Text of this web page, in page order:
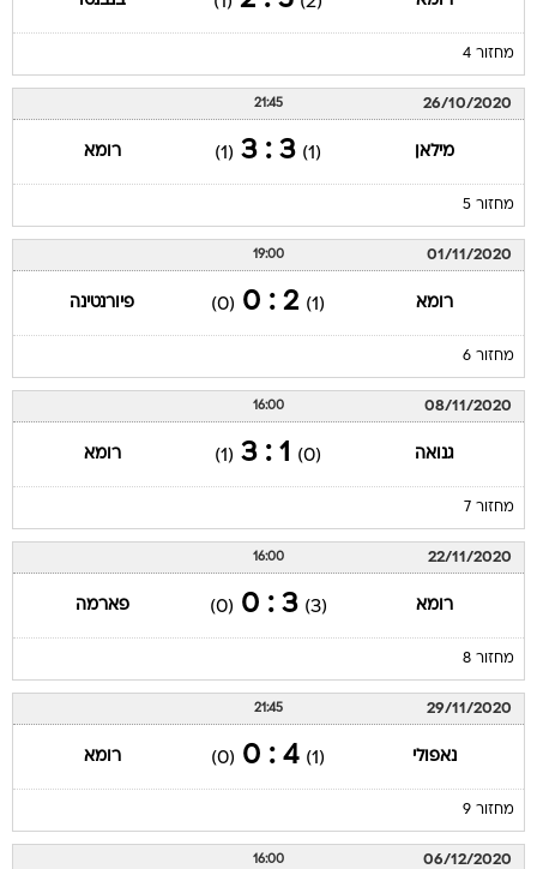
מחזור 4
26/10/2020
21:45
מילאן (1)
3 : 3
(1) רומא
מחזור 5
01/11/2020
19:00
רומא (1)
2 : 0
(0) פיורנטינה
מחזור 6
08/11/2020
16:00
גנואה (0)
1 : 3
(1) רומא
מחזור 7
22/11/2020
16:00
רומא (3)
3 : 0
(0) פארמה
מחזור 8
29/11/2020
21:45
נאפולי (1)
4 : 0
(0) רומא
מחזור 9
06/12/2020
16:00